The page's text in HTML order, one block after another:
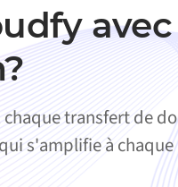
avec
transfert de
s'amplifie à